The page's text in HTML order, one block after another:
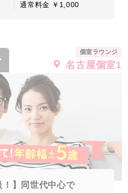
通常料金 ￥1,000
個室ラウンジ
名古屋個室1
！】同世代中心で